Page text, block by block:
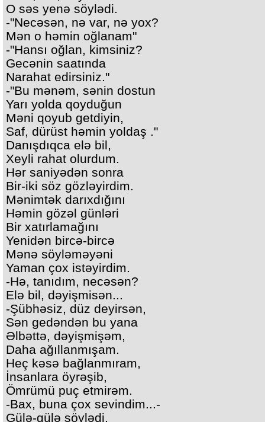
O səs yenə söylədi.
-"Necəsən, nə var, nə yox?
Mən o həmin oğlanam"
-"Hansı oğlan, kimsiniz?
Gecənin saatında
Narahat edirsiniz."
-"Bu mənəm, sənin dostun
Yarı yolda qoyduğun
Məni qoyub getdiyin,
Saf, dürüst həmin yoldaş ."
Danışdıqca elə bil,
Xeyli rahat olurdum.
Hər saniyədən sonra
Bir-iki söz gözləyirdim.
Mənimtək darıxdığını
Həmin gözəl günləri
Bir xatırlamağını
Yenidən bircə-bircə
Mənə söyləməyəni
Yaman çox istəyirdim.
-Hə, tanıdım, necəsən?
Elə bil, dəyişmisən...
-Şübhəsiz, düz deyirsən,
Sən gedəndən bu yana
Əlbəttə, dəyişmişəm,
Daha ağıllanmışam.
Heç kəsə bağlanmıram,
İnsanlara öyrəşib,
Ömrümü puç etmirəm.
-Bax, buna çox sevindim...-
Gülə-gülə söylədi,